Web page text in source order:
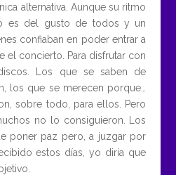
alternativa. Aunque su ritmo
es del gusto de todos y un
confiaban en poder entrar a
el concierto. Para disfrutar con
Los que se saben de
los que se merecen porque…
sobre todo, para ellos. Pero
no lo consiguieron. Los
poner paz pero, a juzgar por
estos días, yo diría que